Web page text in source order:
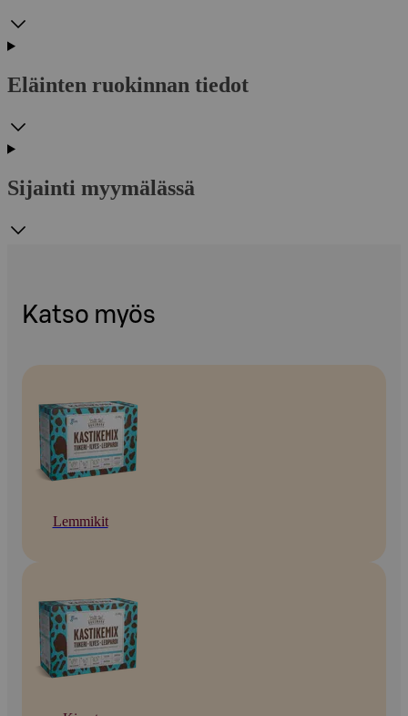
Eläinten ruokinnan tiedot
Sijainti myymälässä
Katso myös
Lemmikit